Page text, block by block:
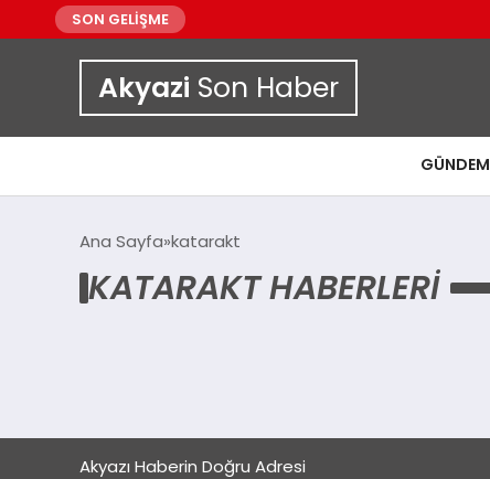
SON GELİŞME
Akyazi Son Haber
GÜNDEM
Ana Sayfa katarakt
KATARAKT HABERLERI
Akyazı Haberin Doğru Adresi